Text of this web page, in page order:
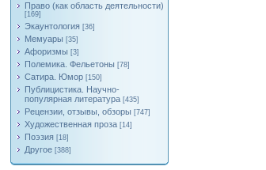
Право (как область деятельности)
[169]
Экаунтология [36]
Мемуары [35]
Афоризмы [3]
Полемика. Фельетоны [78]
Сатира. Юмор [150]
Публицистика. Научно-
популярная литература [435]
Рецензии, отзывы, обзоры [747]
Художественная проза [14]
Поэзия [18]
Другое [388]